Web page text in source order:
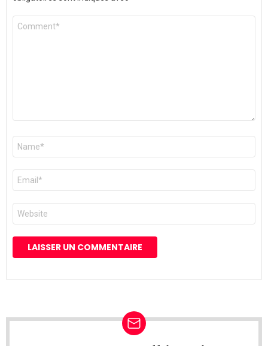
Commentaire
Nom
E-
mail
*
Site
web